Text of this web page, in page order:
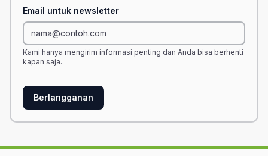
Email untuk newsletter
Kami hanya mengirim informasi penting dan Anda bisa berhenti
kapan saja.
Berlangganan